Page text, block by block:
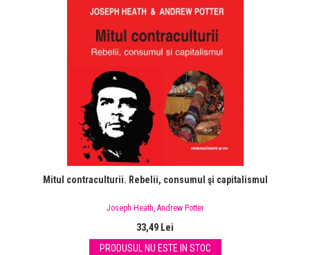
Mitul contraculturii. Rebelii, consumul şi capitalismul
Joseph Heath, Andrew Potter
33,49 Lei
PRODUSUL NU ESTE IN STOC